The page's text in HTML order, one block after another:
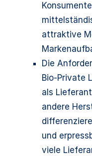
attraktive
Die
Bio-Private
als
andere
und
viele